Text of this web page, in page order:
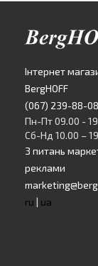
Інтернет
BergHOFF
(067) 239-88-08
Пн-Пт 09.00 -
Сб-Нд 10.00 –
З питань
реклами
ru | ua